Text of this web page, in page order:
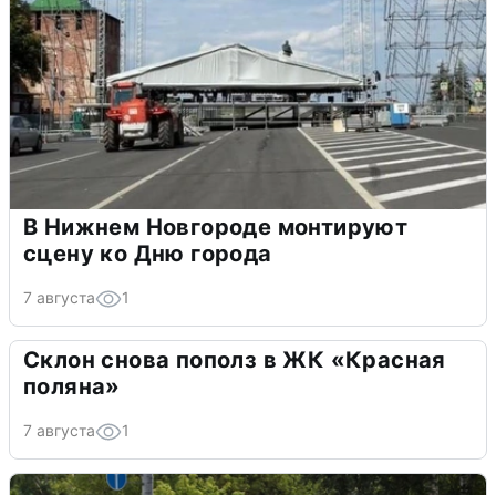
В Нижнем Новгороде монтируют
сцену ко Дню города
7 августа 1
Склон снова пополз в ЖК «Красная
поляна»
7 августа 1